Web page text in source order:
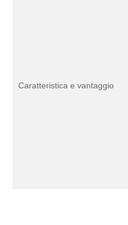
Caratteristica e vantaggio